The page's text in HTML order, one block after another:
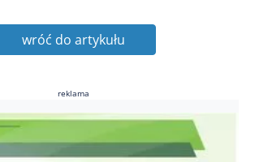
wróć do artykułu
reklama